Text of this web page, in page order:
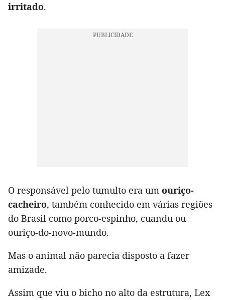
irritado.
O responsável pelo tumulto era um ouriço-
cacheiro, também conhecido em várias regiões
do Brasil como porco-espinho, cuandu ou
ouriço-do-novo-mundo.
Mas o animal não parecia disposto a fazer
amizade.
Assim que viu o bicho no alto da estrutura, Lex